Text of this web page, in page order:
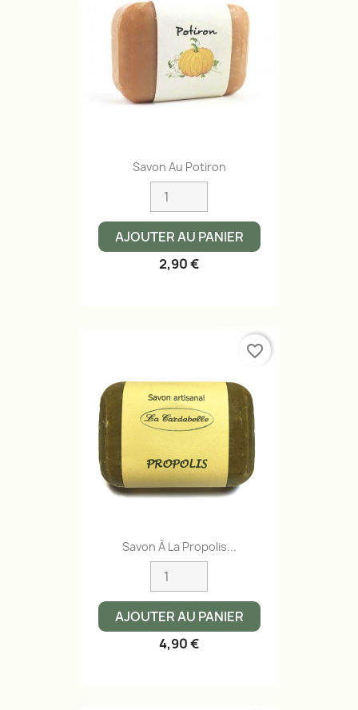
Savon Au Potiron
AJOUTER AU PANIER
2,90 €
Savon À La Propolis...
AJOUTER AU PANIER
4,90 €
favorite_border